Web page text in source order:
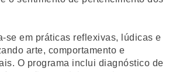
se em práticas reflexivas, lúdicas e
arte, comportamento e
O programa inclui diagnóstico de